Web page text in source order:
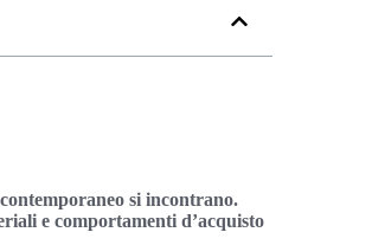
si incontrano.
e comportamenti d’acquisto